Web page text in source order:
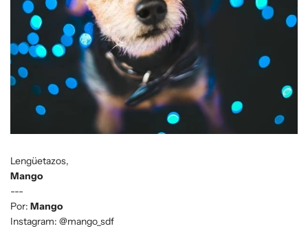
Lengüetazos,
Mango
---
Por: Mango
Instagram: @mango_sdf